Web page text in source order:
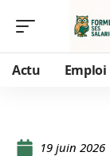
Actu Emploi
19 juin 2026